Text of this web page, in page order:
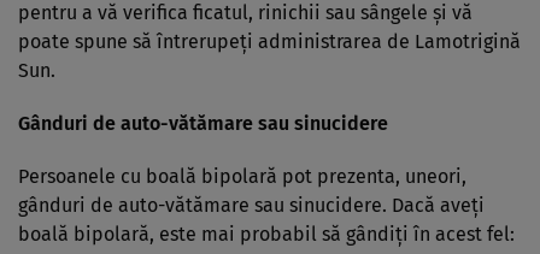
pentru a vă verifica ficatul, rinichii sau sângele şi vă
poate spune să întrerupeţi administrarea de Lamotrigină
Sun.
Gânduri de auto-vătămare sau sinucidere
Persoanele cu boală bipolară pot prezenta, uneori,
gânduri de auto-vătămare sau sinucidere. Dacă aveţi
boală bipolară, este mai probabil să gândiţi în acest fel: